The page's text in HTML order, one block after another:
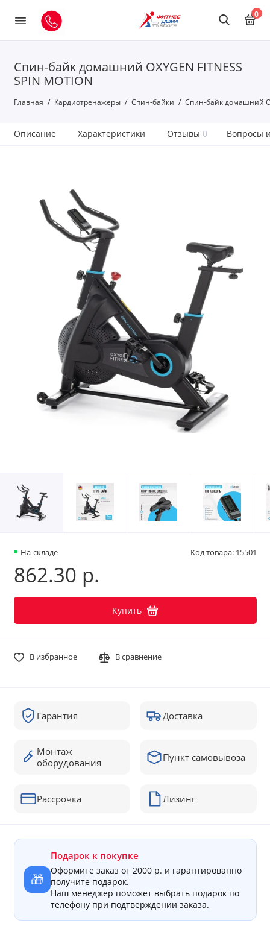
0
Спин-байк домашний OXYGEN FITNESS
SPIN MOTION
Главная Кардиотренажеры Спин-байки Спин-байк домашний
Описание Характеристики Отзывы 0 Вопросы
На складе Код товара: 15501
862.30 р.
Купить
В избранное В сравнение
Гарантия Доставка
Монтаж
оборудования
Пункт самовывоза
Рассрочка Лизинг
🎁
Подарок к покупке
Оформите заказ от 2000 р. и гарантированно
получите подарок.
Наш менеджер поможет выбрать подарок по
телефону при подтверждении заказа.